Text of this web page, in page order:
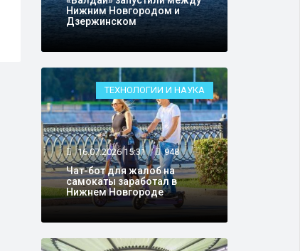
отстрелить 34 кабана
Нижним Новгородом и
Дзержинском
ТЕХНОЛОГИИ И НАУКА
16.07.2026 15:31 948
Чат-бот для жалоб на
самокаты заработал в
Нижнем Новгороде